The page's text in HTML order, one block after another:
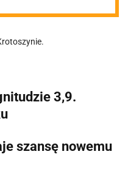
3,9.
szansę nowemu